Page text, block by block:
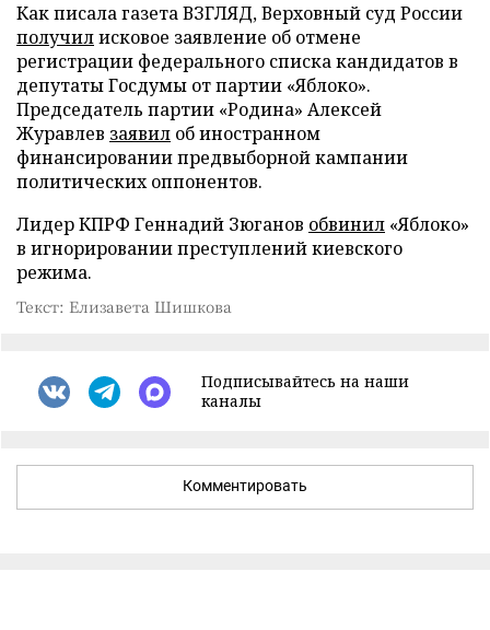
Как писала газета ВЗГЛЯД, Верховный суд России
получилисковое заявление об отмене
регистрации федерального списка кандидатов в
депутаты Госдумы от партии «Яблоко».
Председатель партии «Родина» Алексей
Журавлев заявил об иностранном
финансировании предвыборной кампании
политических оппонентов.
Лидер КПРФ Геннадий Зюганов обвинил «Яблоко»
в игнорировании преступлений киевского
режима.
Текст: Елизавета Шишкова
Подписывайтесь на наши
каналы
Комментировать